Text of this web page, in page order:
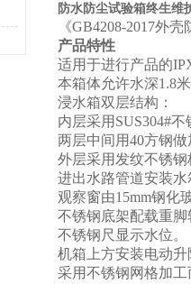
防水防尘试验箱终生维
《GB4208-2017外
产品特性
适用于进行产品的
本箱体允许水深1.8
浸水箱双层结构：
内层采用SUS304#
两层中间用40方钢
外层采用发纹不锈
进出水路管道安装
观察窗由15mm钢化
不锈钢底架配载重
不锈钢尺显示水位。
机箱上方安装电动
采用不锈钢网格加工